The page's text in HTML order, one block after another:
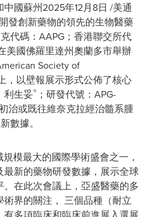
中國蘇州2025年12月8日 /美通
發創新藥物的領先的生物醫藥
代碼：AAPG；香港聯交所代
美國佛羅里達州奧蘭多市舉辦
Society of
，以壁報展示形式公佈了核心
利生妥® ；研發代號：APG-
治或既往維奈克拉經治髓系腫
數據。
模最大的國際學術盛會之一，
新的藥物研發數據，展示全球
在此次會議上，亞盛醫藥的多
界的關注， 三個品種（耐立